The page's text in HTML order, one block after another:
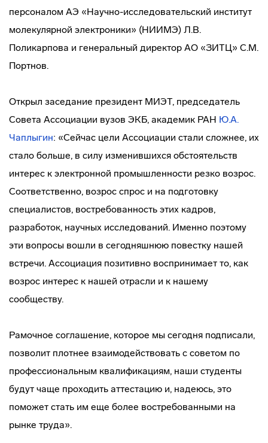
персоналом АЭ «Научно-исследовательский институт
молекулярной электроники» (НИИМЭ) Л.В.
Поликарпова и генеральный директор АО «ЗИТЦ» С.М.
Портнов.
Открыл заседание президент МИЭТ, председатель
Совета Ассоциации вузов ЭКБ, академик РАН Ю.А.
Чаплыгин: «Сейчас цели Ассоциации стали сложнее, их
стало больше, в силу изменившихся обстоятельств
интерес к электронной промышленности резко возрос.
Соответственно, возрос спрос и на подготовку
специалистов, востребованность этих кадров,
разработок, научных исследований. Именно поэтому
эти вопросы вошли в сегодняшнюю повестку нашей
встречи. Ассоциация позитивно воспринимает то, как
возрос интерес к нашей отрасли и к нашему
сообществу.
Рамочное соглашение, которое мы сегодня подписали,
позволит плотнее взаимодействовать с советом по
профессиональным квалификациям, наши студенты
будут чаще проходить аттестацию и, надеюсь, это
поможет стать им еще более востребованными на
рынке труда».